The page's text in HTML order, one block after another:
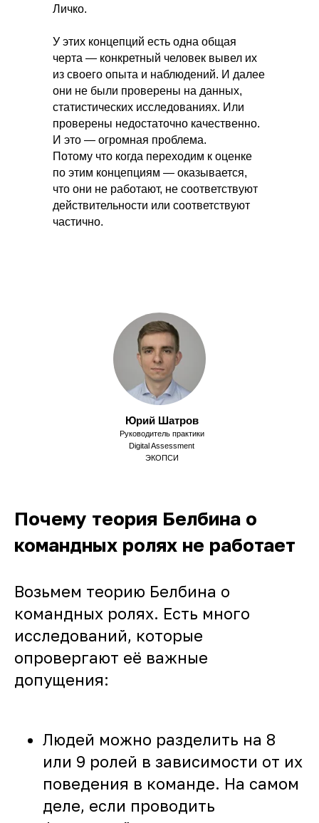
Личко.
У этих концепций есть одна общая
черта — конкретный человек вывел их
из своего опыта и наблюдений. И далее
они не были проверены на данных,
статистических исследованиях. Или
проверены недостаточно качественно.
И это — огромная проблема.
Потому что когда переходим к оценке
по этим концепциям — оказывается,
что они не работают, не соответствуют
действительности или соответствуют
частично.
Руководитель практики
Digital Assessment
ЭКОПСИ
Юрий Шатров
Почему теория Белбина о
командных ролях не работает
Возьмем теорию Белбина о
командных ролях. Есть много
исследований, которые
опровергают её важные
допущения:
Людей можно разделить на 8
или 9 ролей в зависимости от их
поведения в команде. На самом
деле, если проводить